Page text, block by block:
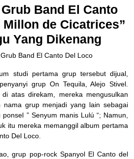
Band El Canto
Millon de Cicatrices”
Yang Dikenang
studi pertama grup tersebut dijual,
grup On Tequila, Alejo Stivel.
atas direkam, mereka mengusulkan
nama grup menjadi yang lain sebagai
ponsel ” Senyum manis Lulú “; Namun,
itu mereka memanggil album pertama
Del Loco.
grup pop-rock Spanyol El Canto del